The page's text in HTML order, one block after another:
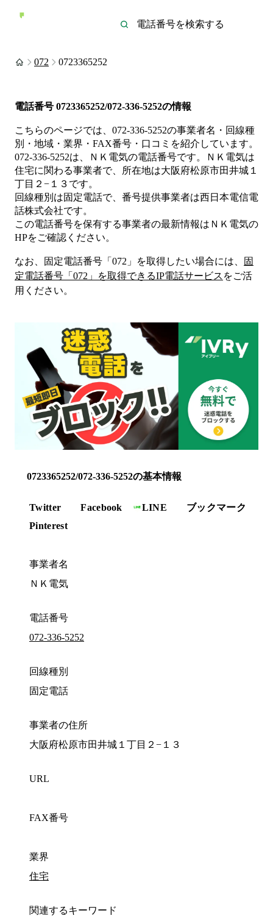
072 0723365252
電話番号 0723365252/072-336-5252の情報
こちらのページでは、 072-336-5252の事業者名・回線種
別・地域・業界・FAX番号・口コミを紹介しています。
072-336-5252は、 ＮＫ電気の電話番号です。
ＮＫ電気は
住宅に関わる事業者で、所在地は大阪府松原市田井城１
丁目２−１３ です。
回線種別は固定電話で、番号提供事業者は西日本電信電
話株式会社です。
この電話番号を保有する事業者の最新情報は ＮＫ電気の
HPをご確認ください。
なお、固定電話番号「 072 」を取得したい場合には、
固
定電話番号「 072 」を取得できるIP電話サービス をご活
用ください。
0723365252/072-336-5252の基本情報
Twitter Facebook LINE
ブックマーク
Pinterest
事業者名
ＮＫ電気
電話番号
072-336-5252
回線種別
固定電話
事業者の住所
大阪府松原市田井城１丁目２−１３
URL
FAX番号
業界
住宅
関連するキーワード